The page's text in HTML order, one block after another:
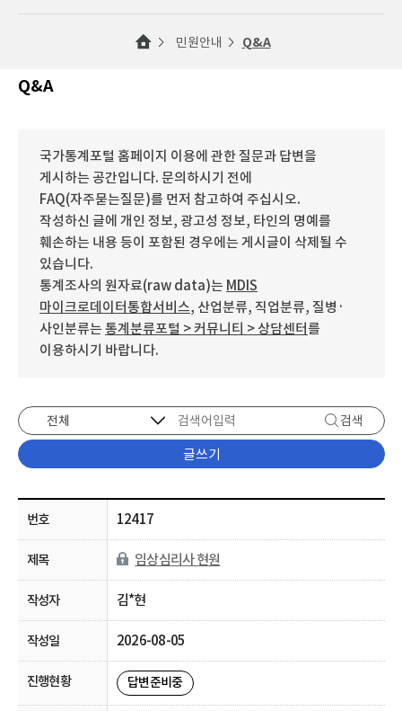
민원안내 Q&A
Q&A
국가통계포털 홈페이지 이용에 관한 질문과 답변을
게시하는 공간입니다. 문의하시기 전에
FAQ(자주묻는질문)를 먼저 참고하여 주십시오.
작성하신 글에 개인 정보, 광고성 정보, 타인의 명예를
훼손하는 내용 등이 포함된 경우에는 게시글이 삭제될 수
있습니다.
통계조사의 원자료(raw data)는 MDIS
마이크로데이터통합서비스, 산업분류, 직업분류, 질병·
사인분류는 통계분류포털 > 커뮤니티 > 상담센터를
이용하시기 바랍니다.
검색
글쓰기
12417
임상심리사 현원
김*현
2026-08-05
답변준비중